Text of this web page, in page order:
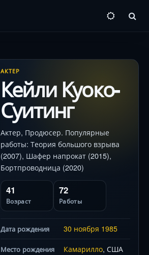
АКТЕР
Кейли Куоко-
Суитинг
Актер, Продюсер. Популярные
работы: Теория большого взрыва
(2007), Шафер напрокат (2015),
Бортпроводница (2020)
41
Возраст
72
Работы
Дата рождения 30 ноября 1985
Место рождения Камарилло, США